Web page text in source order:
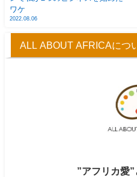
ワケ
2022.08.06
ALL ABOUT AFRICAにつ
”アフリカ愛